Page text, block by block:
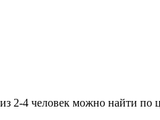
2-4 человек можно найти по